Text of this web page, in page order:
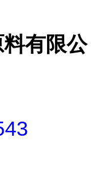
有限公